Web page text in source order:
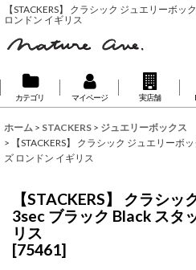
【STACKERS】 クラシック ジュエリーボ
ロンドン イギリス
カテゴリ マイページ 実店舗
ホーム > STACKERS > ジュエリーボックス
>
【STACKERS】 クラシック ジュエリーボ
ズ ロンドン イギリス
【STACKERS】 クラシ
3sec ブラック Black スタ
リス
[75461]